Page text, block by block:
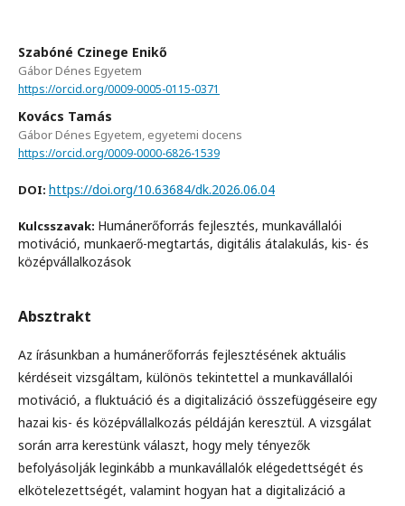
Szabóné Czinege Enikő
Gábor Dénes Egyetem
https://orcid.org/0009-0005-0115-0371
Kovács Tamás
Gábor Dénes Egyetem, egyetemi docens
https://orcid.org/0009-0000-6826-1539
DOI: https://doi.org/10.63684/dk.2026.06.04
Kulcsszavak: Humánerőforrás fejlesztés, munkavállalói
motiváció, munkaerő-megtartás, digitális átalakulás, kis- és
középvállalkozások
Absztrakt
Az írásunkban a humánerőforrás fejlesztésének aktuális
kérdéseit vizsgáltam, különös tekintettel a munkavállalói
motiváció, a fluktuáció és a digitalizáció összefüggéseire egy
hazai kis- és középvállalkozás példáján keresztül. A vizsgálat
során arra kerestünk választ, hogy mely tényezők
befolyásolják leginkább a munkavállalók elégedettségét és
elkötelezettségét, valamint hogyan hat a digitalizáció a